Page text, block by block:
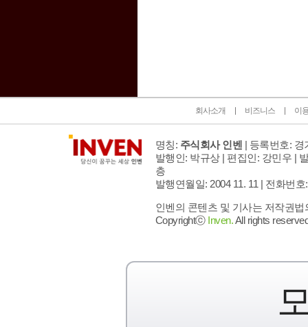
회사소개 비즈니스 이
명칭: 주식회사 인벤 | 등록번호: 경
발행인: 박규상 | 편집인: 강민우 |
층
발행연월일: 2004 11. 11 | 전화번호
인벤의 콘텐츠 및 기사는 저작권
Copyrightⓒ Inven.All rights